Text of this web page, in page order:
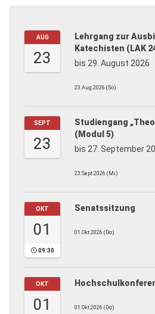
AUG
23
Lehrgang zur
Katechisten (LAK
bis 29. August 2026
23.Aug.2026 (So)
SEPT
23
Studiengang
(Modul 5)
bis 27. September
23.Sept.2026 (Mi)
OKT
01
09:30
Senatssitzung
01.Okt.2026 (Do)
OKT
01 01.Okt.2026 (Do)